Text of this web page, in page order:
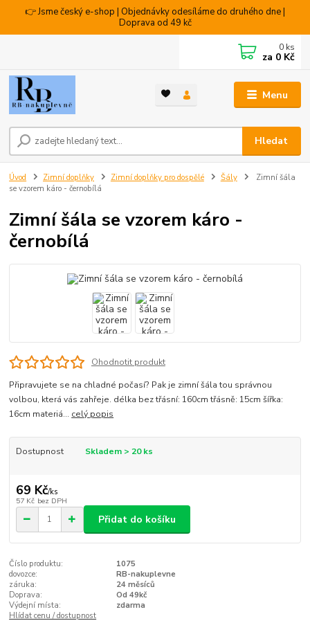
👉 Jsme český e-shop | Objednávky odesíláme do druhého dne |
Doprava od 49 kč
Menu
Hledat
0 ks
za 0 Kč
Úvod Zimní doplňky Zimní doplňky pro dospělé Šály
Zimní šála
se vzorem káro - černobílá
Zimní šála se vzorem káro -
černobílá
Ohodnotit produkt
Připravujete se na chladné počasí? Pak je zimní šála tou správnou
volbou, která vás zahřeje. délka bez třásní: 160cm třásně: 15cm šířka:
16cm materiá... celý popis
Dostupnost Skladem > 20 ks
69 Kč/ks
57 Kč bez DPH
Přidat do košíku
Číslo produktu:
1075
dovozce:
RB-nakuplevne
záruka:
24 měsíců
Doprava:
Od 49kč
Výdejní místa:
zdarma
Hlídat cenu / dostupnost